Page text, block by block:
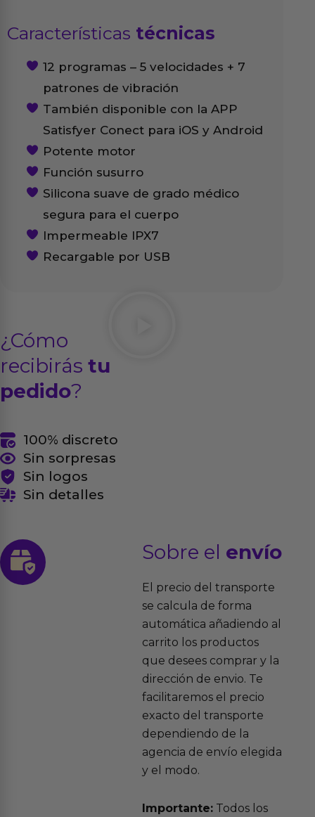
Características técnicas
12 programas – 5 velocidades + 7
patrones de vibración
También disponible con la APP
Satisfyer Conect para iOS y Android
Potente motor
Función susurro
Silicona suave de grado médico
segura para el cuerpo
Impermeable IPX7
Recargable por USB
¿Cómo
recibirás tu
pedido?
100% discreto
Sin sorpresas
Sin logos
Sin detalles
Sobre el envío
El precio del transporte
se calcula de forma
automática añadiendo al
carrito los productos
que desees comprar y la
dirección de envio. Te
facilitaremos el precio
exacto del transporte
dependiendo de la
agencia de envío elegida
y el modo.
Importante:Todos los